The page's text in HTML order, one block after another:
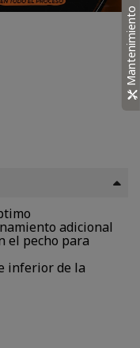
adicional
el pecho para
inferior de la
Mantenimiento